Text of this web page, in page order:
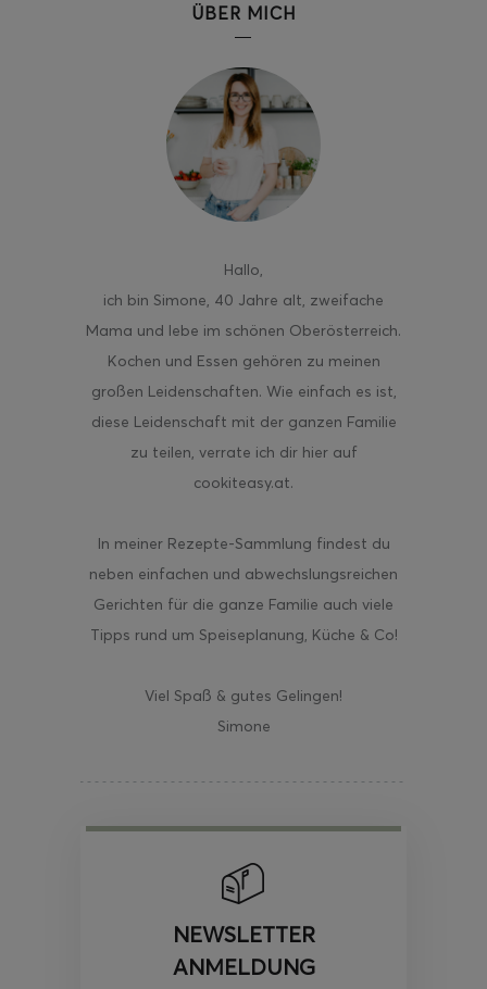
ÜBER MICH
Hallo,
ich bin Simone, 40 Jahre alt, zweifache
Mama und lebe im schönen Oberösterreich.
Kochen und Essen gehören zu meinen
großen Leidenschaften. Wie einfach es ist,
diese Leidenschaft mit der ganzen Familie
zu teilen, verrate ich dir hier auf
cookiteasy.at.
In meiner Rezepte-Sammlung findest du
neben einfachen und abwechslungsreichen
Gerichten für die ganze Familie auch viele
Tipps rund um Speiseplanung, Küche & Co!
Viel Spaß & gutes Gelingen!
Simone
NEWSLETTER
ANMELDUNG